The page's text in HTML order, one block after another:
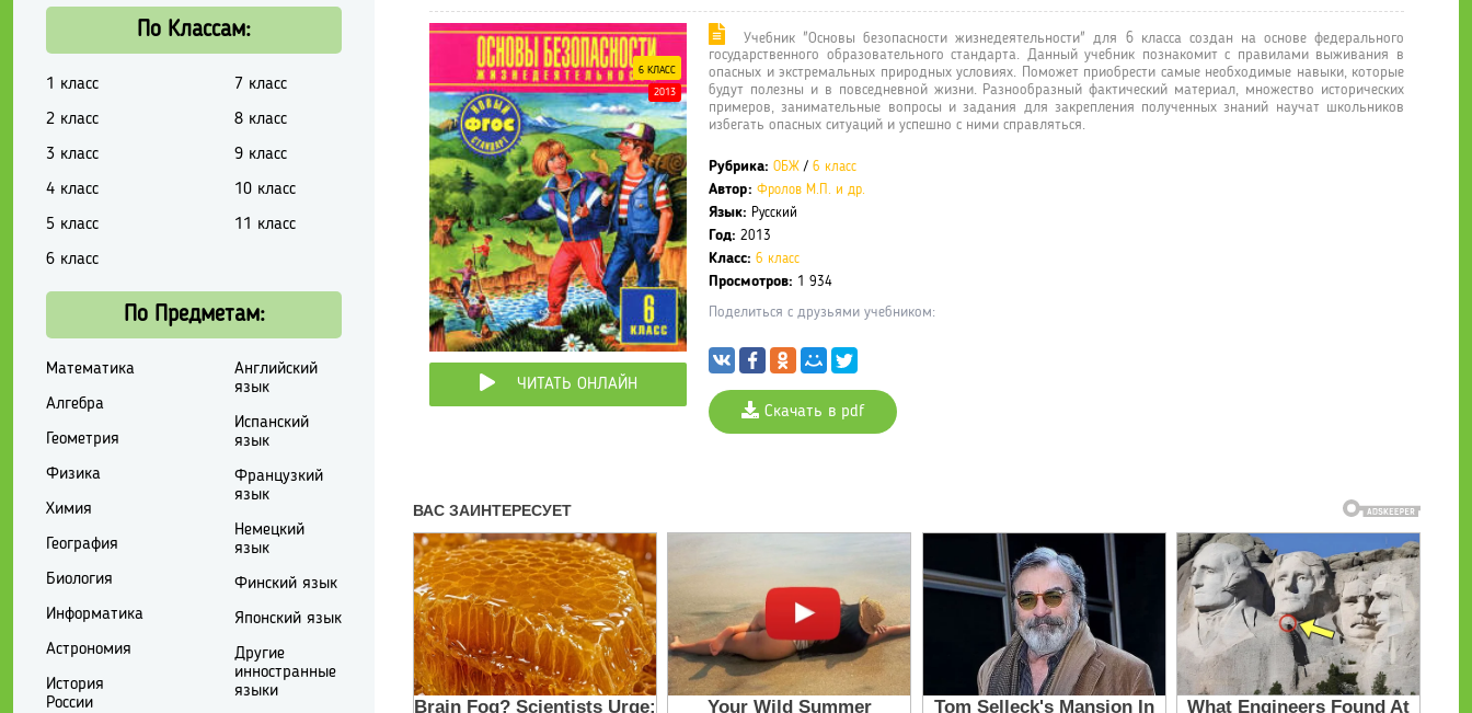
6 КЛАСС
2013
ЧИТАТЬ ОНЛАЙН
Учебник "Основы безопасности жизнедеятельности" для 6 класса создан на основе федерального
государственного образовательного стандарта. Данный учебник познакомит с правилами выживания в
опасных и экстремальных природных условиях. Поможет приобрести самые необходимые навыки, которые
будут полезны и в повседневной жизни. Разнообразный фактический материал, множество исторических
примеров, занимательные вопросы и задания для закрепления полученных знаний научат школьников
избегать опасных ситуаций и успешно с ними справляться.
Рубрика: ОБЖ / 6 класс
Автор: Фролов М.П. и др.
Язык: Русский
Год: 2013
Класс: 6 класс
Просмотров: 1 934
Поделиться с друзьями учебником:
Скачать в pdf
По Классам:
1 класс
2 класс
3 класс
4 класс
5 класс
6 класс
7 класс
8 класс
9 класс
10 класс
11 класс
По Предметам:
Математика
Алгебра
Геометрия
Физика
Химия
География
Биология
Информатика
Астрономия
История
России
Английский
язык
Испанский
язык
Французкий
язык
Немецкий
язык
Финский язык
Японский язык
Другие
инностранные
языки